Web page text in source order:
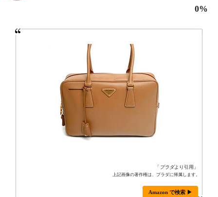
0%
「 プラダより引用」
上記画像の著作権は、プラダに帰属します。
Amazon で検索 ▶